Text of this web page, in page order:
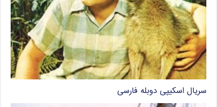
سریال اسکیپی دوبله فارسی